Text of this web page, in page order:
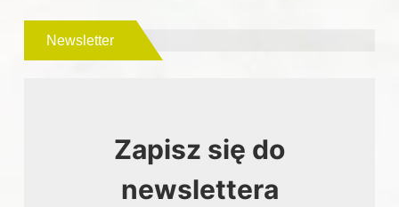
Newsletter
Zapisz się do
newslettera